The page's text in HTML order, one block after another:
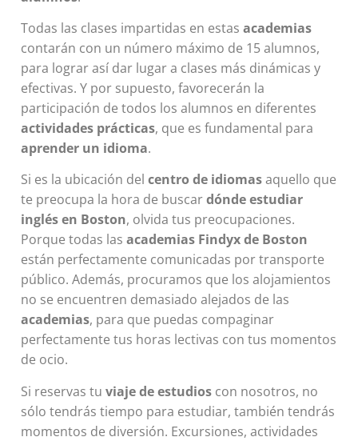
Todas las clases impartidas en estasacademias
contarán con un número máximo de 15 alumnos,
para lograr así dar lugar a clases más dinámicas y
efectivas. Y por supuesto, favorecerán la
participación de todos los alumnos en diferentes
actividades prácticas, que es fundamental para
aprender un idioma.
Si es la ubicación delcentro de idiomasaquello que
te preocupa la hora de buscardónde estudiar
inglés en Boston, olvida tus preocupaciones.
Porque todas lasacademias Findyxde Boston
están perfectamente comunicadas por transporte
público. Además, procuramos que los alojamientos
no se encuentren demasiado alejados de las
academias, para que puedas compaginar
perfectamente tus horas lectivas con tus momentos
de ocio.
Si reservas tuviaje de estudios con nosotros, no
sólo tendrás tiempo para estudiar, también tendrás
momentos de diversión. Excursiones, actividades